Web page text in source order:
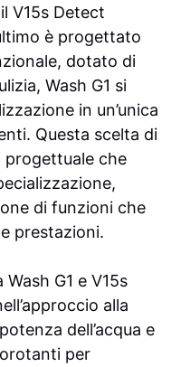
V15s Detect
è progettato
dotato di
Wash G1 si
in un’unica
Questa scelta di
che
di funzioni che
prestazioni.
G1 e V15s
alla
dell’acqua e
per